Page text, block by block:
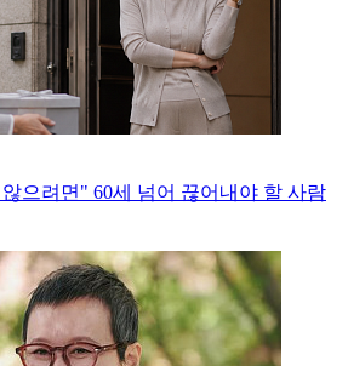
으려면" 60세 넘어 끊어내야 할 사람